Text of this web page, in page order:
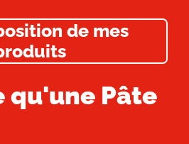
de mes
qu'une Pâte